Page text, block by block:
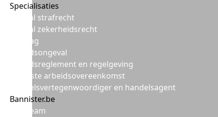
Specialisaties
Sociaal strafrecht
Sociaal zekerheidsrecht
Ontslag
Arbeidsongeval
Arbeidsreglement en regelgeving
De juiste arbeidsovereenkomst
Handelsvertegenwoordiger en handelsagent
Bannister.be
Ons team